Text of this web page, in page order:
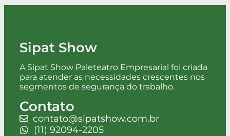
Sipat Show
A Sipat Show Paleteatro Empresarial foi criada
para atender as necessidades crescentes nos
segmentos de segurança do trabalho.
Contato
contato@sipatshow.com.br
(11) 92094-2205